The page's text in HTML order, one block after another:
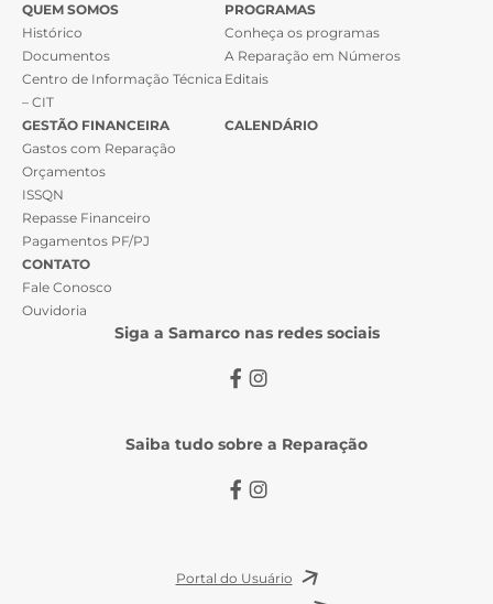
QUEM SOMOS
Histórico
Documentos
Centro de Informação Técnica
– CIT
PROGRAMAS
Conheça os programas
A Reparação em Números
Editais
GESTÃO FINANCEIRA
Gastos com Reparação
Orçamentos
ISSQN
Repasse Financeiro
Pagamentos PF/PJ
CALENDÁRIO
CONTATO
Fale Conosco
Ouvidoria
Siga a Samarco nas redes sociais
Saiba tudo sobre a Reparação
Portal do Usuário